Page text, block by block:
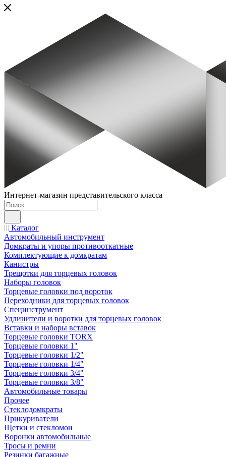
Интернет-магазин представительского класса
Каталог
Автомобильный инструмент
Домкраты и упоры противооткатные
Комплектующие к домкратам
Канистры
Трещотки для торцевых головок
Наборы головок
Торцевые головки под вороток
Переходники для торцевых головок
Специнструмент
Удлинители и воротки для торцевых головок
Вставки и наборы вставок
Торцевые головки TORX
Торцевые головки 1"
Торцевые головки 1/2"
Торцевые головки 1/4"
Торцевые головки 3/4"
Торцевые головки 3/8"
Автомобильные товары
Прочее
Стеклодомкраты
Прикуриватели
Щетки и стекломои
Воронки автомобильные
Тросы и ремни
Резинки багажные